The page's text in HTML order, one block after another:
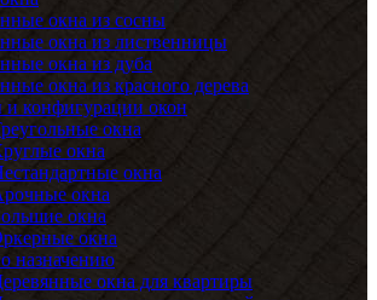
окна из сосны
окна из лиственницы
окна из дуба
окна из красного дерева
конфигурации окон
окна
окна
окна
окна
окна
окна
назначению
окна для квартиры